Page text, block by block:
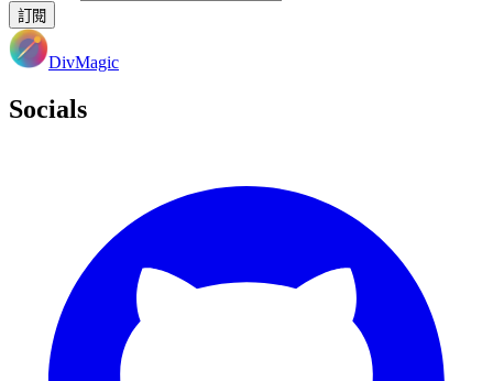
訂閱
DivMagic
Socials